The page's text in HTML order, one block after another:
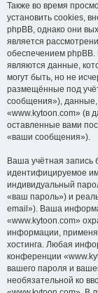
Также во время
установить cookies,
phpBB, однако они
является
обеспечением
являются данные,
могут быть, но не
размещённые под
сообщения»), данные,
«www.kytoon.com» (в
оставленные вами
«ваши сообщения»).
Ваша учётная запись
идентифицируемое
индивидуальный
«ваш пароль») и
email»). Ваша
«www.kytoon.com»
информации,
хостинга. Любая
конференции
вашего пароля и
необязательной ко